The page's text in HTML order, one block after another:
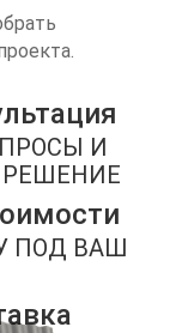
И
ПОД ВАШ